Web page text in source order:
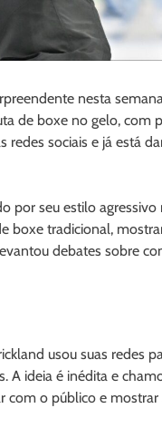
nesta
de boxe no gelo, com
redes sociais e já está
por seu estilo agressivo
boxe tradicional,
debates sobre
usou suas redes
ideia é inédita e
com o público e